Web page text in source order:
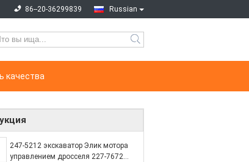
Russian
86--20-36299839
качества
247-5212 экскаватор Элик мотора
управлением дросселя 227-7672